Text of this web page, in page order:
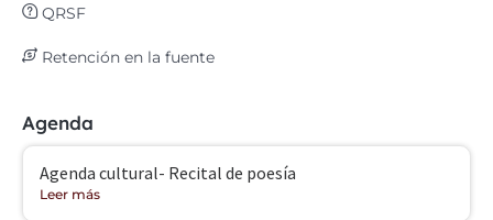
QRSF
Retención en la fuente
Agenda
Agenda cultural- Recital de poesía
Leer más